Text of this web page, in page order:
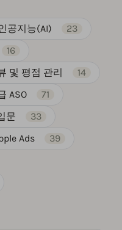
공지능(AI)
23
16
및 평점 관리
14
ASO
71
문
33
Ads
39